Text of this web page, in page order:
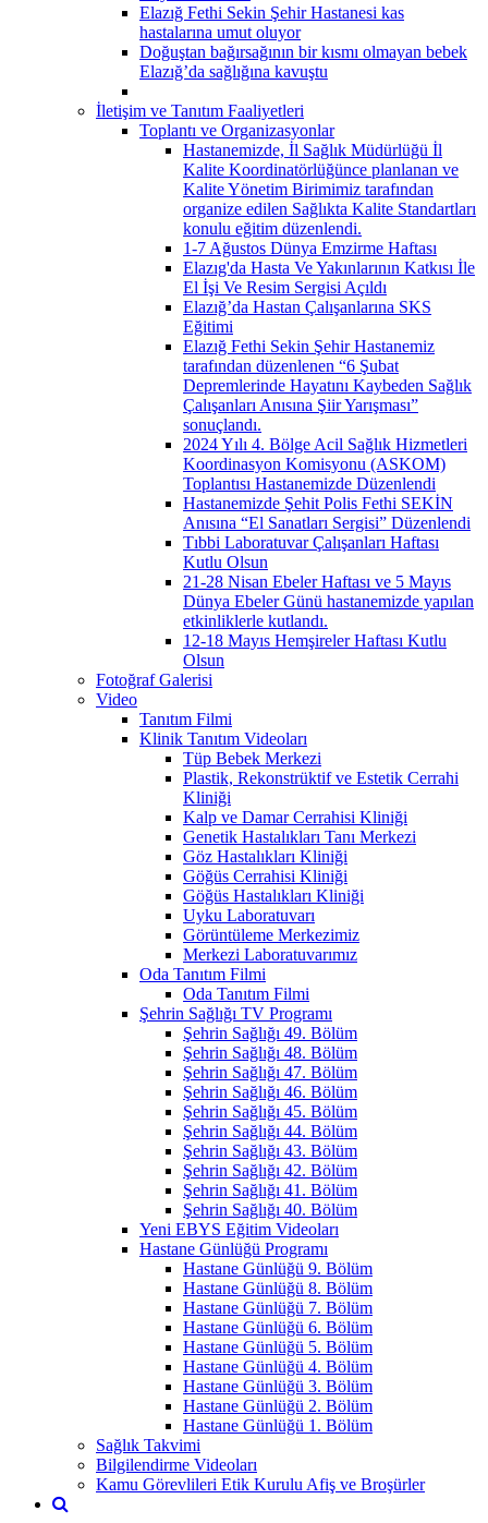
Elazığ Fethi Sekin Şehir Hastanesi kas
hastalarına umut oluyor
Doğuştan bağırsağının bir kısmı olmayan bebek
Elazığ’da sağlığına kavuştu
İletişim ve Tanıtım Faaliyetleri
Toplantı ve Organizasyonlar
Hastanemizde, İl Sağlık Müdürlüğü İl
Kalite Koordinatörlüğünce planlanan ve
Kalite Yönetim Birimimiz tarafından
organize edilen Sağlıkta Kalite Standartları
konulu eğitim düzenlendi.
1-7 Ağustos Dünya Emzirme Haftası
Elazıg'da Hasta Ve Yakınlarının Katkısı İle
El İşi Ve Resim Sergisi Açıldı
Elazığ’da Hastan Çalışanlarına SKS
Eğitimi
Elazığ Fethi Sekin Şehir Hastanemiz
tarafından düzenlenen “6 Şubat
Depremlerinde Hayatını Kaybeden Sağlık
Çalışanları Anısına Şiir Yarışması”
sonuçlandı.
2024 Yılı 4. Bölge Acil Sağlık Hizmetleri
Koordinasyon Komisyonu (ASKOM)
Toplantısı Hastanemizde Düzenlendi
Hastanemizde Şehit Polis Fethi SEKİN
Anısına “El Sanatları Sergisi” Düzenlendi
Tıbbi Laboratuvar Çalışanları Haftası
Kutlu Olsun
21-28 Nisan Ebeler Haftası ve 5 Mayıs
Dünya Ebeler Günü hastanemizde yapılan
etkinliklerle kutlandı.
12-18 Mayıs Hemşireler Haftası Kutlu
Olsun
Fotoğraf Galerisi
Video
Tanıtım Filmi
Klinik Tanıtım Videoları
Tüp Bebek Merkezi
Plastik, Rekonstrüktif ve Estetik Cerrahi
Kliniği
Kalp ve Damar Cerrahisi Kliniği
Genetik Hastalıkları Tanı Merkezi
Göz Hastalıkları Kliniği
Göğüs Cerrahisi Kliniği
Göğüs Hastalıkları Kliniği
Uyku Laboratuvarı
Görüntüleme Merkezimiz
Merkezi Laboratuvarımız
Oda Tanıtım Filmi
Oda Tanıtım Filmi
Şehrin Sağlığı TV Programı
Şehrin Sağlığı 49. Bölüm
Şehrin Sağlığı 48. Bölüm
Şehrin Sağlığı 47. Bölüm
Şehrin Sağlığı 46. Bölüm
Şehrin Sağlığı 45. Bölüm
Şehrin Sağlığı 44. Bölüm
Şehrin Sağlığı 43. Bölüm
Şehrin Sağlığı 42. Bölüm
Şehrin Sağlığı 41. Bölüm
Şehrin Sağlığı 40. Bölüm
Yeni EBYS Eğitim Videoları
Hastane Günlüğü Programı
Hastane Günlüğü 9. Bölüm
Hastane Günlüğü 8. Bölüm
Hastane Günlüğü 7. Bölüm
Hastane Günlüğü 6. Bölüm
Hastane Günlüğü 5. Bölüm
Hastane Günlüğü 4. Bölüm
Hastane Günlüğü 3. Bölüm
Hastane Günlüğü 2. Bölüm
Hastane Günlüğü 1. Bölüm
Sağlık Takvimi
Bilgilendirme Videoları
Kamu Görevlileri Etik Kurulu Afiş ve Broşürler